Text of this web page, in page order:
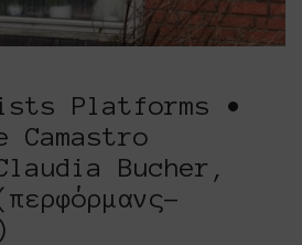
Platforms •
Camastro
Bucher,